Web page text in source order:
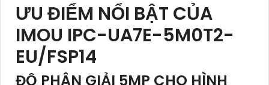
ƯU ĐIỂM NỔI BẬT CỦA
IMOU IPC-UA7E-5M0T2-
EU/FSP14
ĐỘ PHÂN GIẢI 5MP CHO HÌNH